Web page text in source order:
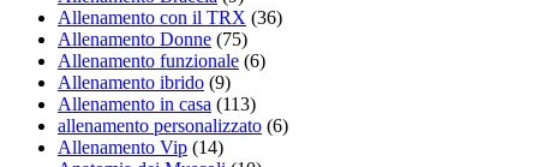
Allenamento con il TRX (36)
Allenamento Donne (75)
Allenamento funzionale (6)
Allenamento ibrido (9)
Allenamento in casa (113)
allenamento personalizzato (6)
Allenamento Vip (14)